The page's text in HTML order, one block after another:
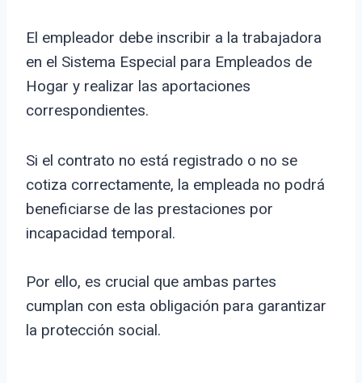
El empleador debe inscribir a la trabajadora
en el Sistema Especial para Empleados de
Hogar y realizar las aportaciones
correspondientes.
Si el contrato no está registrado o no se
cotiza correctamente, la empleada no podrá
beneficiarse de las prestaciones por
incapacidad temporal.
Por ello, es crucial que ambas partes
cumplan con esta obligación para garantizar
la protección social.